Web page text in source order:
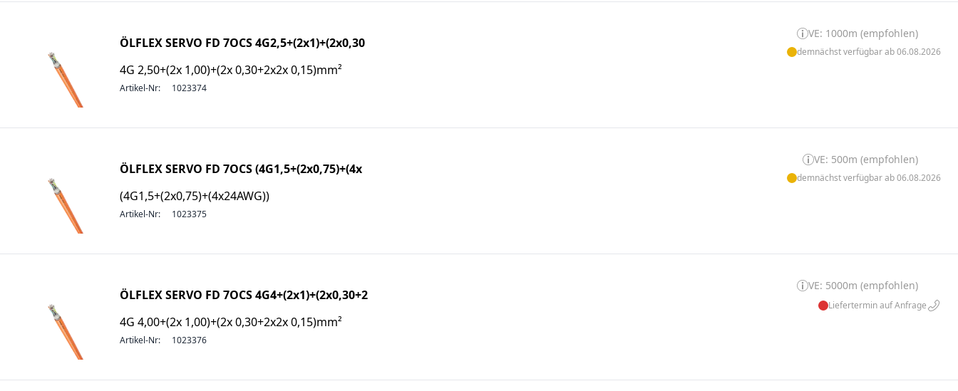
ÖLFLEX SERVO FD 7OCS 4G2,5+(2x1)+(2x0,30
4G 2,50+(2x 1,00)+(2x 0,30+2x2x 0,15)mm²
Artikel-Nr: 1023374
VE: 1000m (empfohlen)
demnächst verfügbar ab 06.08.2026
ÖLFLEX SERVO FD 7OCS (4G1,5+(2x0,75)+(4x
(4G1,5+(2x0,75)+(4x24AWG))
Artikel-Nr: 1023375
VE: 500m (empfohlen)
demnächst verfügbar ab 06.08.2026
ÖLFLEX SERVO FD 7OCS 4G4+(2x1)+(2x0,30+2
4G 4,00+(2x 1,00)+(2x 0,30+2x2x 0,15)mm²
Artikel-Nr: 1023376
VE: 5000m (empfohlen)
Liefertermin auf Anfrage